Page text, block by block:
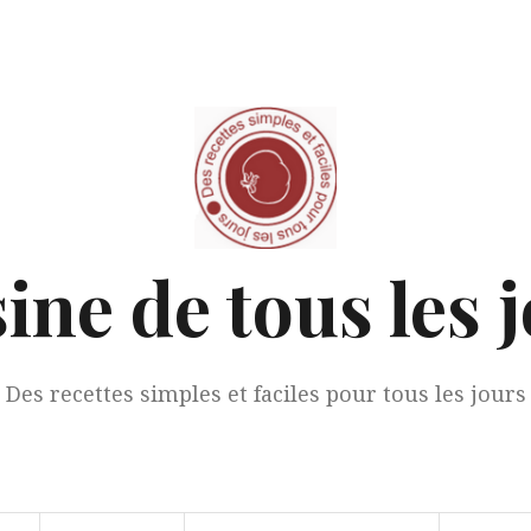
de tous les
Des recettes simples et faciles pour tous les jours